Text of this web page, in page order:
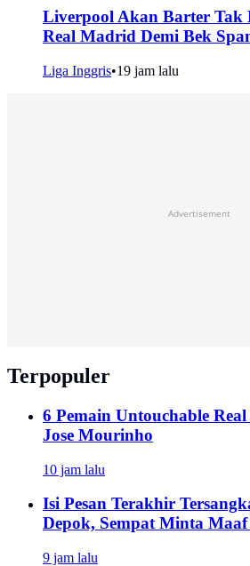
Liverpool Akan Barter Tak
Real Madrid Demi Bek
Liga Inggris•19 jam lalu
Advertisement
Terpopuler
6 Pemain Untouchable
Jose Mourinho
10 jam lalu
Isi Pesan Terakhir
Depok, Sempat Minta Maaf
9 jam lalu